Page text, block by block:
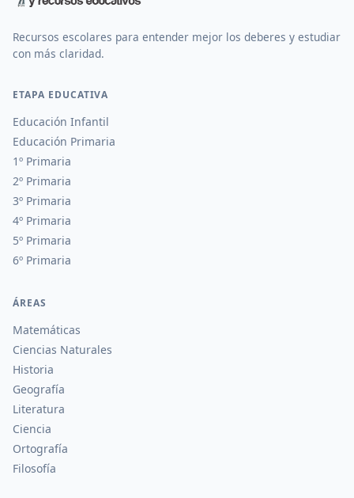
Recursos escolares para entender mejor los deberes y estudiar
con más claridad.
ETAPA EDUCATIVA
Educación Infantil
Educación Primaria
1º Primaria
2º Primaria
3º Primaria
4º Primaria
5º Primaria
6º Primaria
ÁREAS
Matemáticas
Ciencias Naturales
Historia
Geografía
Literatura
Ciencia
Ortografía
Filosofía